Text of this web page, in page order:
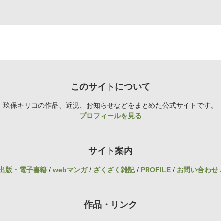
このサイトについて
玖保キリコの作品、近況、お知らせなどをまとめた公式サイトです。
プロフィールを見る
サイト案内
版・電子書籍/ webマンガ/ ざくざく雑記/ PROFILE/ お問い合わせ
作品・リンク